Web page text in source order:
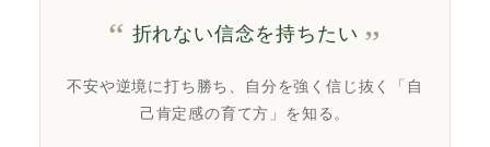
折れない信念を持ちたい
不安や逆境に打ち勝ち、自分を強く信じ抜く「自
己肯定感の育て方」を知る。